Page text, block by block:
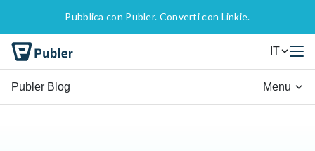
Pubblica con Publer. Converti con Linkie.
IT
Publer Blog Menu